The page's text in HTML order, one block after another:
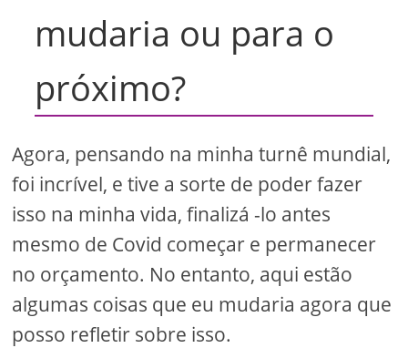
mudaria ou para o
próximo?
Agora, pensando na minha turnê mundial,
foi incrível, e tive a sorte de poder fazer
isso na minha vida, finalizá -lo antes
mesmo de Covid começar e permanecer
no orçamento. No entanto, aqui estão
algumas coisas que eu mudaria agora que
posso refletir sobre isso.